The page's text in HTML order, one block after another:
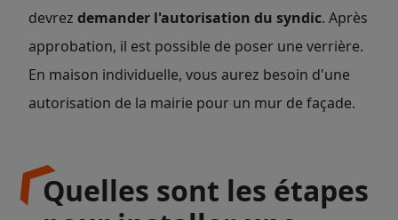
devrez demander l'autorisation du syndic. Après
approbation, il est possible de poser une verrière.
En maison individuelle, vous aurez besoin d'une
autorisation de la mairie pour un mur de façade.
Quelles sont les étapes